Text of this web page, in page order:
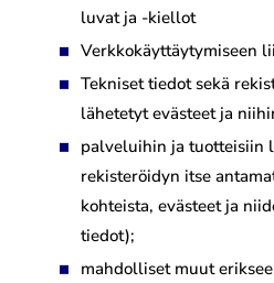
luvat ja -kiellot
Verkkokäyttäytymiseen
Tekniset tiedot sekä
lähetetyt evästeet ja
palveluihin ja tuotteisiin
rekisteröidyn itse
kohteista, evästeet ja
tiedot);
mahdolliset muut